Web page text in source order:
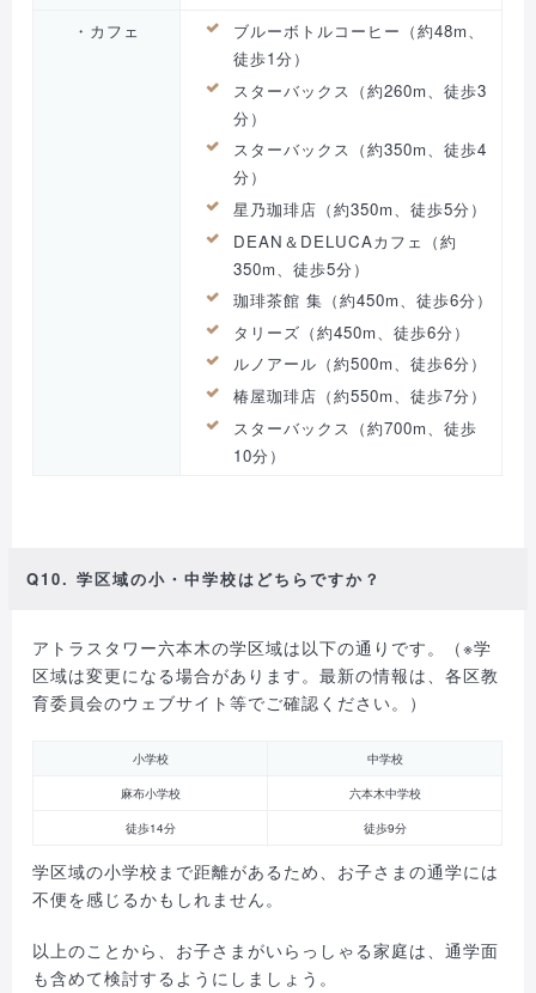
・カフェ
ブルーボトルコーヒー（約48m、
徒歩1分）
スターバックス（約260m、徒歩3
分）
スターバックス（約350m、徒歩4
分）
星乃珈琲店（約350m、徒歩5分）
DEAN＆DELUCAカフェ（約
350m、徒歩5分）
珈琲茶館 集（約450m、徒歩6分）
タリーズ（約450m、徒歩6分）
ルノアール（約500m、徒歩6分）
椿屋珈琲店（約550m、徒歩7分）
スターバックス（約700m、徒歩
10分）
Q10. 学区域の小・中学校はどちらですか？
アトラスタワー六本木の学区域は以下の通りです。（※学
区域は変更になる場合があります。最新の情報は、各区教
育委員会のウェブサイト等でご確認ください。）
小学校 中学校
麻布小学校 六本木中学校
徒歩14分 徒歩9分
学区域の小学校まで距離があるため、お子さまの通学には
不便を感じるかもしれません。
以上のことから、お子さまがいらっしゃる家庭は、通学面
も含めて検討するようにしましょう。